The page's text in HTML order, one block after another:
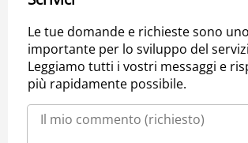
Le tue domande e richieste sono
importante per lo sviluppo del
Leggiamo tutti i vostri messaggi e
più rapidamente possibile.